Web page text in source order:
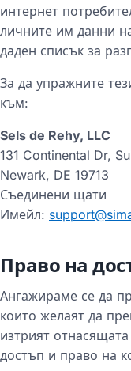
интернет
личните им данни
даден списък за
За да упражните
към:
Sels de Rehy, LLC
131 Continental Dr,
Newark, DE 19713
Съединени щати
Имейл:
Право на
Ангажираме се да
които желаят да
изтрият
достъп и право на